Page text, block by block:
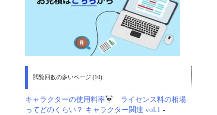
閲覧回数の多いページ (10)
キャラクターの使用料率
ライセンス料の相場
ってどのくらい？ キャラクター関連 vol.1 -